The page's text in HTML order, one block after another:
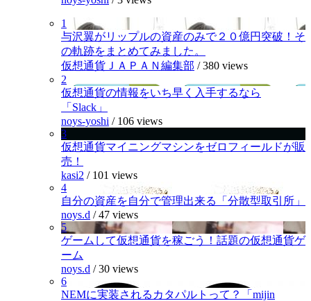
1
与沢翼がリップルの資産のみで２０億円突破！そ
の軌跡をまとめてみました。
仮想通貨ＪＡＰＡＮ編集部 /380 views
2
仮想通貨の情報をいち早く入手するなら
「Slack」
noys-yoshi / 106 views
3
仮想通貨マイニングマシンをゼロフィールドが販
売！
kasi2 / 101 views
4
自分の資産を自分で管理出来る「分散型取引所」
noys.d /47 views
5
ゲームして仮想通貨を稼ごう！話題の仮想通貨ゲ
ーム
noys.d /30 views
6
NEMに実装されるカタパルトって？「mijin